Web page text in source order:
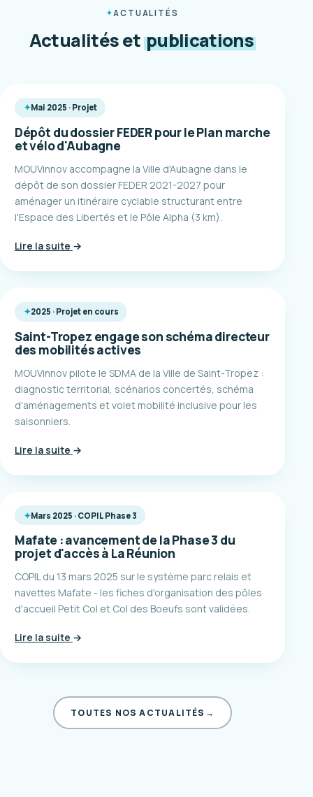
ACTUALITÉS
Actualités et publications
Mai 2025 · Projet
Dépôt du dossier FEDER pour le Plan marche
et vélo d'Aubagne
MOUVinnov accompagne la Ville d'Aubagne dans le
dépôt de son dossier FEDER 2021-2027 pour
aménager un itinéraire cyclable structurant entre
l'Espace des Libertés et le Pôle Alpha (3 km).
Lire la suite →
2025 · Projet en cours
Saint-Tropez engage son schéma directeur
des mobilités actives
MOUVinnov pilote le SDMA de la Ville de Saint-Tropez :
diagnostic territorial, scénarios concertés, schéma
d'aménagements et volet mobilité inclusive pour les
saisonniers.
Lire la suite →
Mars 2025 · COPIL Phase 3
Mafate : avancement de la Phase 3 du
projet d'accès à La Réunion
COPIL du 13 mars 2025 sur le système parc relais et
navettes Mafate - les fiches d'organisation des pôles
d'accueil Petit Col et Col des Boeufs sont validées.
Lire la suite →
TOUTES NOS ACTUALITÉS →